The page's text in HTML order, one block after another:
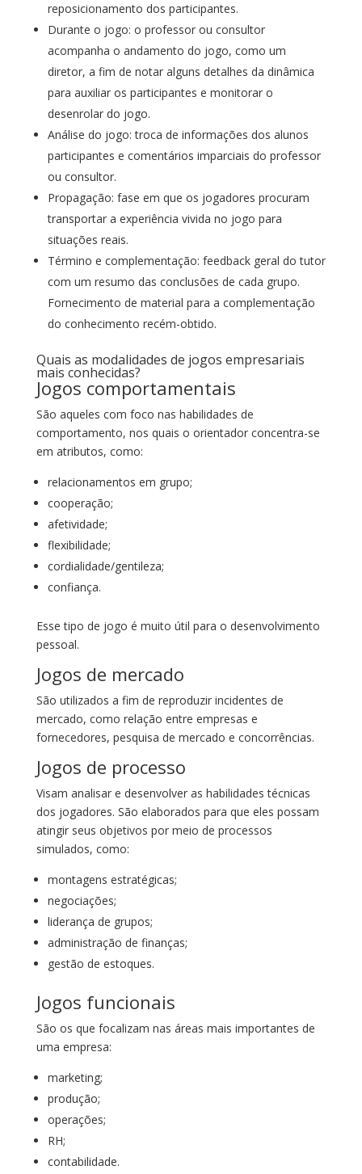
reposicionamento dos participantes.
Durante o jogo: o professor ou consultor
acompanha o andamento do jogo, como um
diretor, a fim de notar alguns detalhes da dinâmica
para auxiliar os participantes e monitorar o
desenrolar do jogo.
Análise do jogo: troca de informações dos alunos
participantes e comentários imparciais do professor
ou consultor.
Propagação: fase em que os jogadores procuram
transportar a experiência vivida no jogo para
situações reais.
Término e complementação: feedback geral do tutor
com um resumo das conclusões de cada grupo.
Fornecimento de material para a complementação
do conhecimento recém-obtido.
Quais as modalidades de jogos empresariais
mais conhecidas?
Jogos comportamentais
São aqueles com foco nas habilidades de
comportamento, nos quais o orientador concentra-se
em atributos, como:
relacionamentos em grupo;
cooperação;
afetividade;
flexibilidade;
cordialidade/gentileza;
confiança.
Esse tipo de jogo é muito útil para o desenvolvimento
pessoal.
Jogos de mercado
São utilizados a fim de reproduzir incidentes de
mercado, como relação entre empresas e
fornecedores, pesquisa de mercado e concorrências.
Jogos de processo
Visam analisar e desenvolver as habilidades técnicas
dos jogadores. São elaborados para que eles possam
atingir seus objetivos por meio de processos
simulados, como:
montagens estratégicas;
negociações;
liderança de grupos;
administração de finanças;
gestão de estoques.
Jogos funcionais
São os que focalizam nas áreas mais importantes de
uma empresa:
marketing;
produção;
operações;
RH;
contabilidade.